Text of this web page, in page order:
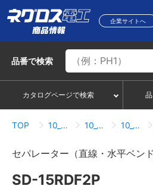
企業サイトへ
品番で検索
カタログページで検索
TOP 10_ケーブルラック 10_06_15Rタイプ 10_06_06_セパレーター
セパレーター（直線・水平ベンド
SD-15RDF2P